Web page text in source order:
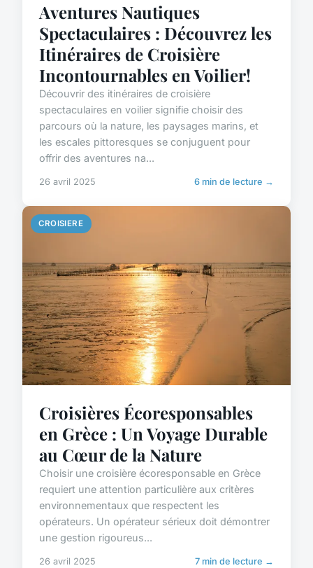
Aventures Nautiques
Spectaculaires : Découvrez les
Itinéraires de Croisière
Incontournables en Voilier!
Découvrir des itinéraires de croisière
spectaculaires en voilier signifie choisir des
parcours où la nature, les paysages marins, et
les escales pittoresques se conjuguent pour
offrir des aventures na...
26 avril 2025 6 min de lecture →
CROISIERE
Croisières Écoresponsables
en Grèce : Un Voyage Durable
au Cœur de la Nature
Choisir une croisière écoresponsable en Grèce
requiert une attention particulière aux critères
environnementaux que respectent les
opérateurs. Un opérateur sérieux doit démontrer
une gestion rigoureus...
26 avril 2025 7 min de lecture →